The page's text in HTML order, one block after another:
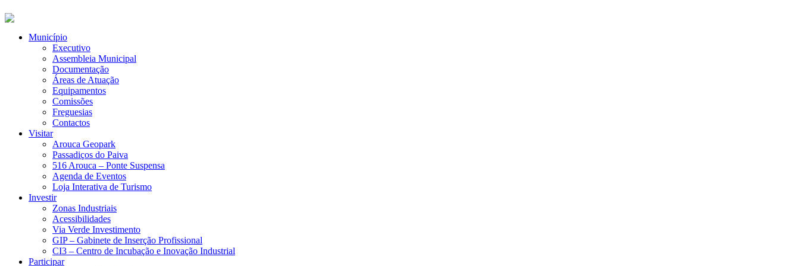
Município
Executivo
Assembleia Municipal
Documentação
Áreas de Atuação
Equipamentos
Comissões
Freguesias
Contactos
Visitar
Arouca Geopark
Passadiços do Paiva
516 Arouca – Ponte Suspensa
Agenda de Eventos
Loja Interativa de Turismo
Investir
Zonas Industriais
Acessibilidades
Via Verde Investimento
GIP – Gabinete de Inserção Profissional
CI3 – Centro de Incubação e Inovação Industrial
Participar